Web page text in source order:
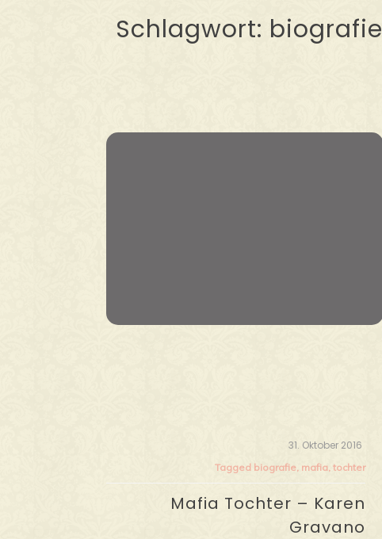
Schlagwort: biografie
31. Oktober 2016
Tagged biografie mafia ,tochter
Mafia Tochter – Karen
Gravano